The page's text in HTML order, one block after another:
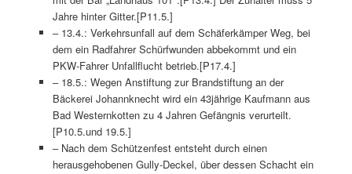
Jahre hinter Gitter.[P11.5.]
– 13.4.: Verkehrsunfall auf dem Schäferkämper Weg, bei
dem ein Radfahrer Schürfwunden abbekommt und ein
PKW-Fahrer Unfallflucht betrieb.[P17.4.]
– 18.5.: Wegen Anstiftung zur Brandstiftung an der
Bäckerei Johannknecht wird ein 43jährige Kaufmann aus
Bad Westernkotten zu 4 Jahren Gefängnis verurteilt.
[P10.5.und 19.5.]
– Nach dem Schützenfest entsteht durch einen
herausgehobenen Gully-Deckel, über dessen Schacht ein